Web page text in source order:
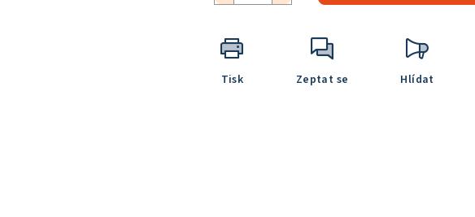
Tisk Zeptat se Hlídat